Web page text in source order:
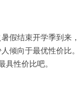
假结束开学季到来，
倾向于最优性价比。
性价比吧。